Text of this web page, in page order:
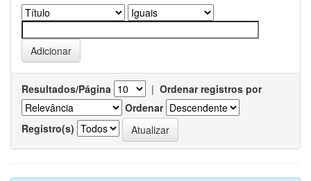
Resultados/Página | Ordenar registros por
Ordenar
Registro(s)